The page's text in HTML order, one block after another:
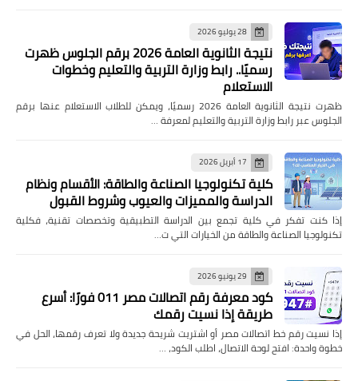
28 يوليو 2026
نتيجة الثانوية العامة 2026 برقم الجلوس ظهرت
رسميًا.. رابط وزارة التربية والتعليم وخطوات
الاستعلام
ظهرت نتيجة الثانوية العامة 2026 رسميًا، ويمكن للطلاب الاستعلام عنها برقم
الجلوس عبر رابط وزارة التربية والتعليم لمعرفة …
17 أبريل 2026
كلية تكنولوجيا الصناعة والطاقة: الأقسام ونظام
الدراسة والمميزات والعيوب وشروط القبول
إذا كنت تفكر في كلية تجمع بين الدراسة التطبيقية وتخصصات تقنية، فكلية
تكنولوجيا الصناعة والطاقة من الخيارات التي ت…
29 يونيو 2026
كود معرفة رقم اتصالات مصر 011 فورًا: أسرع
طريقة إذا نسيت رقمك
إذا نسيت رقم خط اتصالات مصر أو اشتريت شريحة جديدة ولا تعرف رقمها، الحل في
خطوة واحدة: افتح لوحة الاتصال، اطلب الكود، …